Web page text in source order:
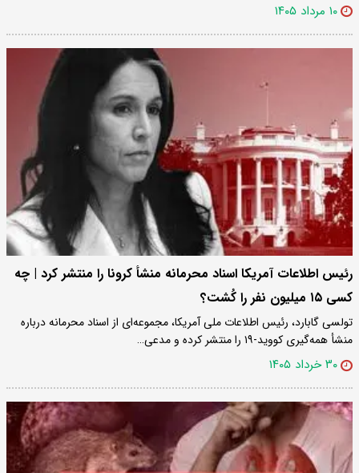
۱۰ مرداد ۱۴۰۵
رئیس اطلاعات آمریکا اسناد محرمانه منشأ کرونا را منتشر کرد | چه
کسی ۱۵ میلیون نفر را کُشت؟
تولسی گابارد، رئیس اطلاعات ملی آمریکا، مجموعه‌ای از اسناد محرمانه‌ درباره
منشأ همه‌گیری کووید-۱۹ را منتشر کرده و مدعی…
۳۰ خرداد ۱۴۰۵